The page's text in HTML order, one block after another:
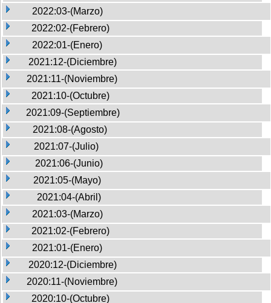
2022:03-(Marzo)
2022:02-(Febrero)
2022:01-(Enero)
2021:12-(Diciembre)
2021:11-(Noviembre)
2021:10-(Octubre)
2021:09-(Septiembre)
2021:08-(Agosto)
2021:07-(Julio)
2021:06-(Junio)
2021:05-(Mayo)
2021:04-(Abril)
2021:03-(Marzo)
2021:02-(Febrero)
2021:01-(Enero)
2020:12-(Diciembre)
2020:11-(Noviembre)
2020:10-(Octubre)